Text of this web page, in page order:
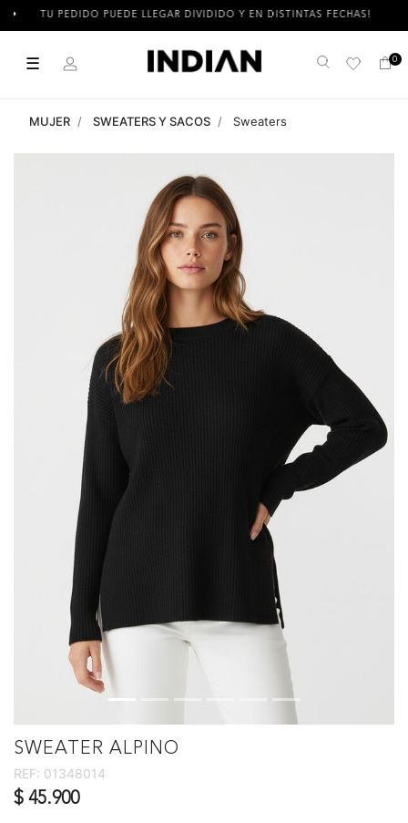
TU PEDIDO PUEDE LLEGAR DIVIDIDO Y EN DISTINTAS FECHAS!
☰ Buscar 0
MUJER SWEATERS Y SACOS Sweaters
SWEATER ALPINO
REF: 01348014
$ 45.900